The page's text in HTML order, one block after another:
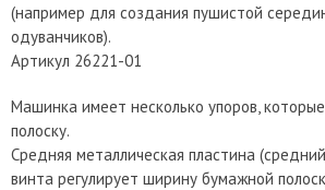
(например для создания пушистой
одуванчиков).
Артикул 26221-01
Машинка имеет несколько упоров,
полоску.
Средняя металлическая пластина
винта регулирует ширину бумажной